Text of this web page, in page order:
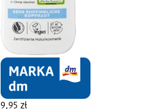
9,95 zł